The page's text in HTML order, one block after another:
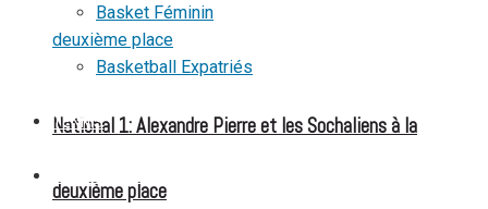
National 1: Alexandre Pierre et les Sochaliens à la
deuxième place
Basket Féminin
Basketball Expatriés
TENNIS